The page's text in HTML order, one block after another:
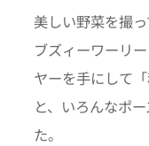
美しい野菜を撮
ブズィーワーリ
ヤーを手にして
と、いろんなポ
た。